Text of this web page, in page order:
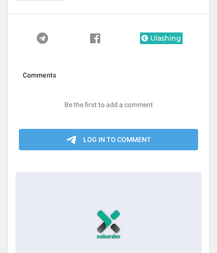
Ulashing